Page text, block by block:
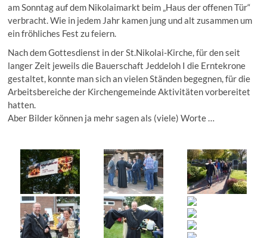
am Sonntag auf dem Nikolaimarkt beim „Haus der offenen Tür“
verbracht. Wie in jedem Jahr kamen jung und alt zusammen um
ein fröhliches Fest zu feiern.
Nach dem Gottesdienst in der St.Nikolai-Kirche, für den seit
langer Zeit jeweils die Bauerschaft Jeddeloh I die Erntekrone
gestaltet, konnte man sich an vielen Ständen begegnen, für die
Arbeitsbereiche der Kirchengemeinde Aktivitäten vorbereitet
hatten.
Aber Bilder können ja mehr sagen als (viele) Worte …